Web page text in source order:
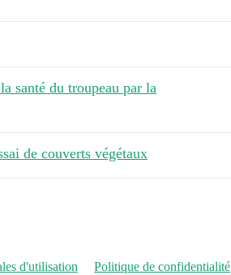
santé du troupeau par la
de couverts végétaux
d'utilisation Politique de confidentialité